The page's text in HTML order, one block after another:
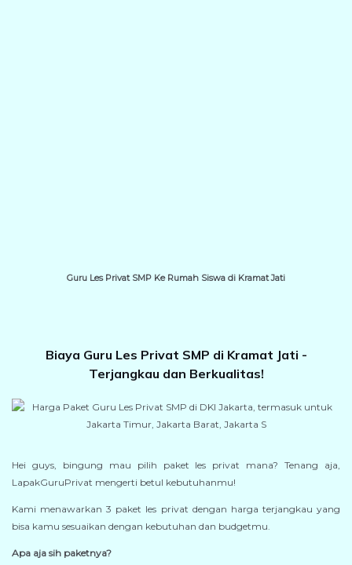
Guru Les Privat SMP Ke Rumah Siswa di Kramat Jati
Biaya Guru Les Privat SMP di Kramat Jati -
Terjangkau dan Berkualitas!
Hei guys, bingung mau pilih paket les privat mana? Tenang aja,
LapakGuruPrivat mengerti betul kebutuhanmu!
Kami menawarkan 3 paket les privat dengan harga terjangkau yang
bisa kamu sesuaikan dengan kebutuhan dan budgetmu.
Apa aja sih paketnya?